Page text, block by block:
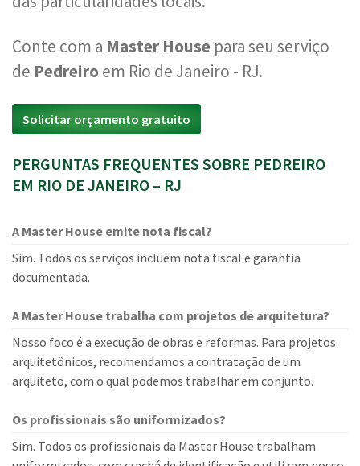
Conte com a Master House para seu serviço
de Pedreiro em Rio de Janeiro - RJ.
Solicitar orçamento gratuito
PERGUNTAS FREQUENTES SOBRE PEDREIRO
EM RIO DE JANEIRO – RJ
A Master House emite nota fiscal?
Sim. Todos os serviços incluem nota fiscal e garantia
documentada.
A Master House trabalha com projetos de arquitetura?
Nosso foco é a execução de obras e reformas. Para projetos
arquitetônicos, recomendamos a contratação de um
arquiteto, com o qual podemos trabalhar em conjunto.
Os profissionais são uniformizados?
Sim. Todos os profissionais da Master House trabalham